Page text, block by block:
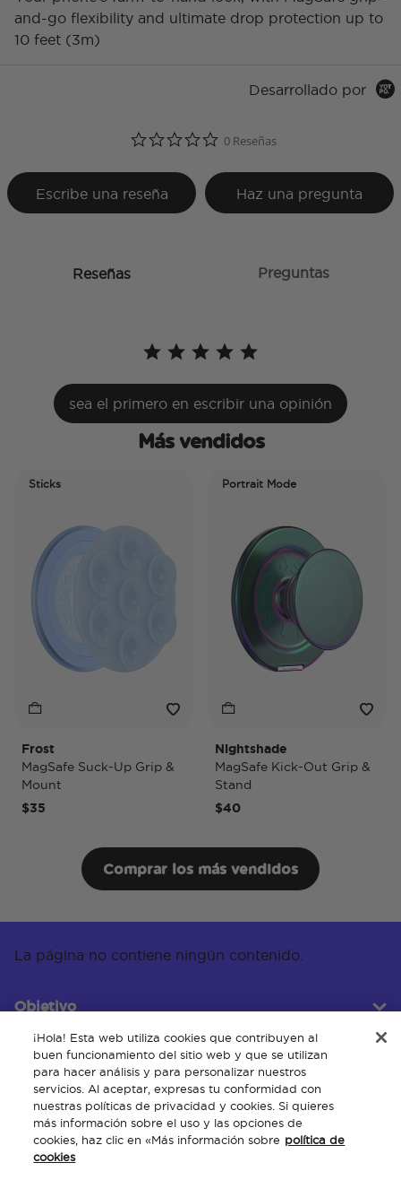
and-go flexibility and ultimate drop protection up to
10 feet (3m)
Desarrollado por
0.0 star rating
0 Reseñas
Escribe una reseña Haz una pregunta
Reseñas Preguntas
sea el primero en escribir una opinión
Más vendidos
Sticks
Suck-Up Grip &
Portrait Mode
Nightshade
MagSafe Kick-Out Grip &
Stand
Comprar los más vendidos
La página no contiene ningún contenido.
Objetivo
Servicio al cliente
Acerca de
¡Hola! Esta web utiliza cookies que contribuyen al
buen funcionamiento del sitio web y que se utilizan
para hacer análisis y para personalizar nuestros
servicios. Al aceptar, expresas tu conformidad con
nuestras políticas de privacidad y cookies. Si quieres
más información sobre el uso y las opciones de
cookies, haz clic en «Más información sobre política de
cookies